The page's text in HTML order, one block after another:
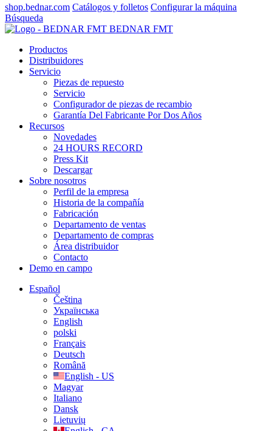
shop.bednar.com Catálogos y folletos Configurar la máquina
Búsqueda
BEDNAR FMT
Productos
Distribuidores
Servicio
Piezas de repuesto
Servicio
Configurador de piezas de recambio
Garantía Del Fabricante Por Dos Años
Recursos
Novedades
24 HOURS RECORD
Press Kit
Descargar
Sobre nosotros
Perfil de la empresa
Historia de la compañía
Fabricación
Departamento de ventas
Departamento de compras
Área distribuidor
Contacto
Demo en campo
Español
Čeština
Українська
English
polski
Français
Deutsch
Română
English - US
Magyar
Italiano
Dansk
Lietuvių